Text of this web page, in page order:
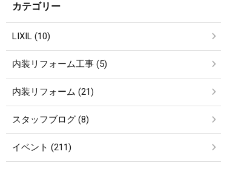
カテゴリー
LIXIL (10)
内装リフォーム工事 (5)
内装リフォーム (21)
スタッフブログ (8)
イベント (211)